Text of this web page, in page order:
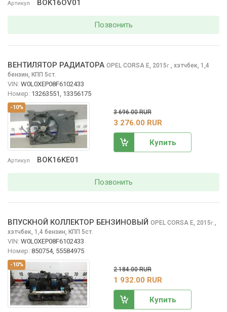
Артикул BOK16OV01
Позвонить
-10%
Артикул BOK16KE01
ВЕНТИЛЯТОР РАДИАТОРА OPEL CORSA E, 2015г., хэтчбек, 1,4
бензин, КПП 5ст.
VIN: W0L0XEP08F6102433
Номер: 13263551, 13356175
3 696.00 RUR
3 276.00 RUR
Купить
Позвонить
-10%
ВПУСКНОЙ КОЛЛЕКТОР БЕНЗИНОВЫЙ OPEL CORSA E, 2015г.,
хэтчбек, 1,4 бензин, КПП 5ст.
VIN: W0L0XEP08F6102433
Номер: 850754, 55584975
2 184.00 RUR
1 932.00 RUR
Купить